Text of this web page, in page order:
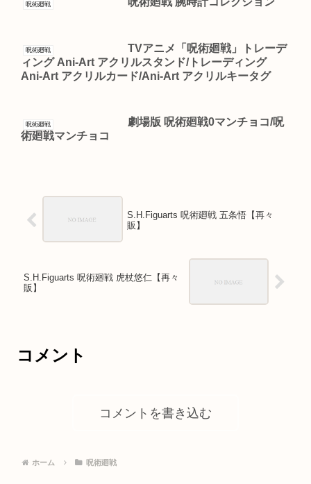
呪術廻戦
呪術廻戦
TVアニメ「呪術廻戦」トレーデ
ィング Ani-Art アクリルスタンド/トレーディング
Ani-Art アクリルカード/Ani-Art アクリルキータグ
呪術廻戦
劇場版 呪術廻戦0マンチョコ/呪
術廻戦マンチョコ
S.H.Figuarts 呪術廻戦 五条悟【再々
販】
S.H.Figuarts 呪術廻戦 虎杖悠仁【再々
販】
コメント
コメントを書き込む
ホーム 呪術廻戦